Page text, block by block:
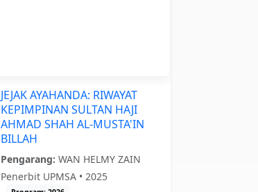
JEJAK AYAHANDA: RIWAYAT
KEPIMPINAN SULTAN HAJI
AHMAD SHAH AL-MUSTA'IN
BILLAH
Pengarang: WAN HELMY ZAIN
Penerbit UPMSA • 2025